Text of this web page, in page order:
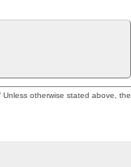
otherwise stated above, the